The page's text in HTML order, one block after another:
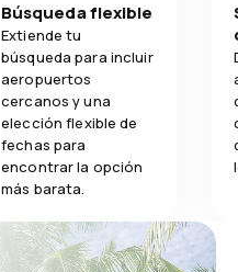
Búsqueda flexible
Extiende tu
búsqueda para incluir
aeropuertos
cercanos y una
elección flexible de
fechas para
encontrar la opción
más barata.